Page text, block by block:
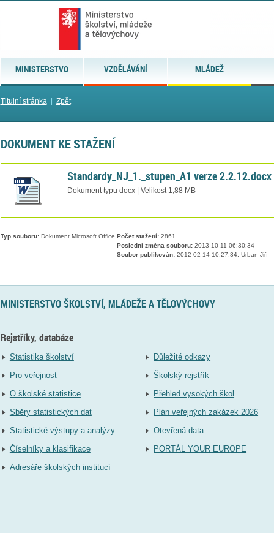
MINISTERSTVO VZDĚLÁVÁNÍ MLÁDEŽ
Titulní stránka| Zpět
DOKUMENT KE STAŽENÍ
Standardy_NJ_1._stupen_A1 verze 2.2.12.docx
Dokument typu docx | Velikost 1,88 MB
Typ souboru:Dokument Microsoft Office. Počet stažení:2861
Poslední změna souboru:2013-10-11 06:30:34
Soubor publikován:2012-02-14 10:27:34, Urban Jiří
MINISTERSTVO ŠKOLSTVÍ, MLÁDEŽE A TĚLOVÝCHOVY
Rejstříky, databáze
Statistika školství
Pro veřejnost
O školské statistice
Sběry statistických dat
Statistické výstupy a analýzy
Číselníky a klasifikace
Adresáře školských institucí
Důležité odkazy
Školský rejstřík
Přehled vysokých škol
Plán veřejných zakázek 2026
Otevřená data
PORTÁL YOUR EUROPE